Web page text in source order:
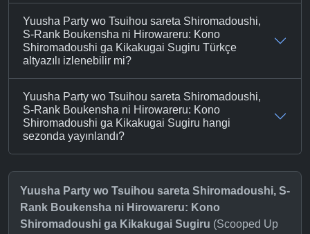
Yuusha Party wo Tsuihou sareta Shiromadoushi,
S-Rank Boukensha ni Hirowareru: Kono
Shiromadoushi ga Kikakugai Sugiru Türkçe
altyazılı izlenebilir mi?
Yuusha Party wo Tsuihou sareta Shiromadoushi,
S-Rank Boukensha ni Hirowareru: Kono
Shiromadoushi ga Kikakugai Sugiru hangi
sezonda yayınlandı?
Yuusha Party wo Tsuihou sareta Shiromadoushi, S-
Rank Boukensha ni Hirowareru: Kono
Shiromadoushi ga Kikakugai Sugiru (Scooped Up